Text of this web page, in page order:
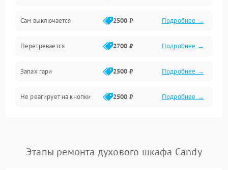
Сам выключается 2500 ₽ Подробнее →
Перегревается 2700 ₽ Подробнее →
Запах гари 2500 ₽ Подробнее →
Не реагирует на кнопки 2500 ₽ Подробнее →
Этапы ремонта духового шкафа Candy